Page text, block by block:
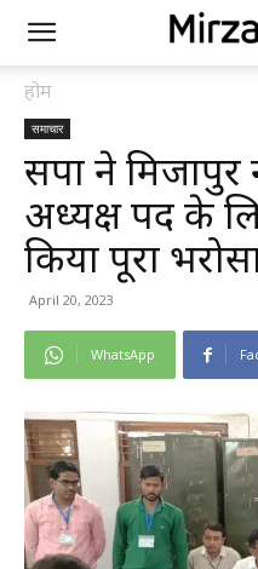
होम
समाचार
सपा ने
अध्यक्ष पद के
किया पूरा
April 20, 2023
WhatsApp